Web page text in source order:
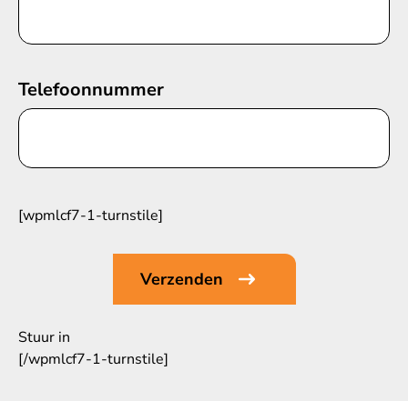
Telefoonnummer
[wpmlcf7-1-turnstile]
Stuur in
[/wpmlcf7-1-turnstile]